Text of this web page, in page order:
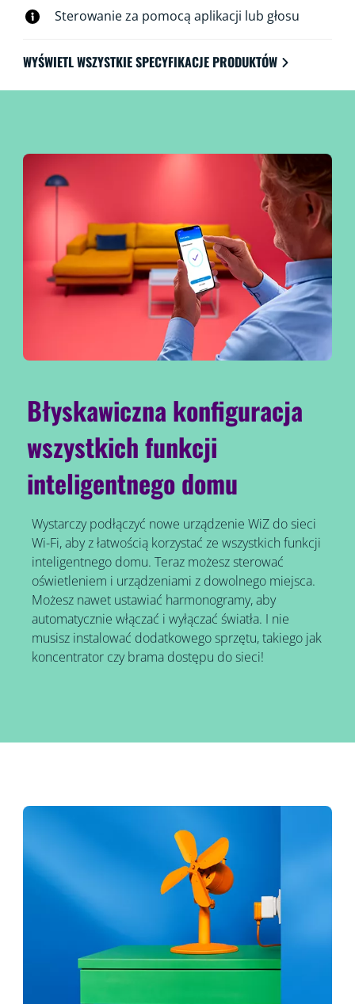
Sterowanie za pomocą aplikacji lub głosu
WYŚWIETL WSZYSTKIE SPECYFIKACJE PRODUKTÓW
Błyskawiczna konfiguracja
wszystkich funkcji
inteligentnego domu
Wystarczy podłączyć nowe urządzenie WiZ do sieci
Wi-Fi, aby z łatwością korzystać ze wszystkich funkcji
inteligentnego domu. Teraz możesz sterować
oświetleniem i urządzeniami z dowolnego miejsca.
Możesz nawet ustawiać harmonogramy, aby
automatycznie włączać i wyłączać światła. I nie
musisz instalować dodatkowego sprzętu, takiego jak
koncentrator czy brama dostępu do sieci!